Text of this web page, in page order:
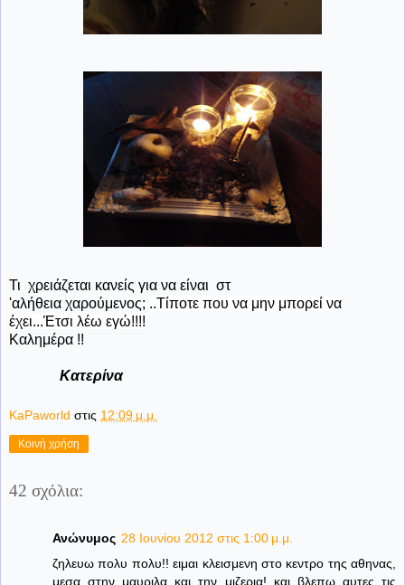
Τι χρειάζεται κανείς για να είναι στ
'αλήθεια χαρούμενος; ..Τίποτε που να μην μπορεί να
έχει...Έτσι λέω εγώ!!!!
Καλημέρα !!
Κατερίνα
KaPaworld στις 12:09 μ.μ.
Κοινή χρήση
42 σχόλια:
Ανώνυμος 28 Ιουνίου 2012 στις 1:00 μ.μ.
ζηλευω πολυ πολυ!! ειμαι κλεισμενη στο κεντρο της αθηνας,
μεσα στην μαυριλα και την μιζερια! και βλεπω αυτες τις